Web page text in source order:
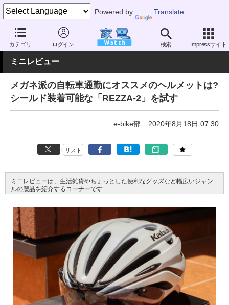
Powered by Translate
カテゴリ ログイン 検索 Impressサイト
家電 Watch その他・家電 アウトドア 電動自転車
ミニレビュー
メガネ派の自転車通勤にオススメのヘルメットは?
シールド装着可能な「REZZA-2」を試す
e-bike部 2020年8月18日 07:30
リスト
ミニレビューは、生活雑貨やちょっとした便利なグッズなど幅広いジャン
ルの製品を紹介するコーナーです